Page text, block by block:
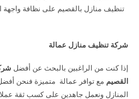
تنظيف منازل بالقصيم على نظافة واجهة
شركة تنظيف منازل عمالة
إذا كنت من الراغبين بالبحث عن أفضل
القصيم مع توافر عمالة متميزة فنحن
المنازل ونعمل جاهدين على كسب ثقة